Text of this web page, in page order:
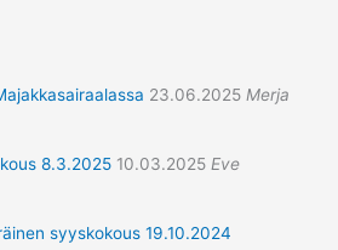
23.06.2025 Merja
8.3.2025 10.03.2025 Eve
syyskokous 19.10.2024